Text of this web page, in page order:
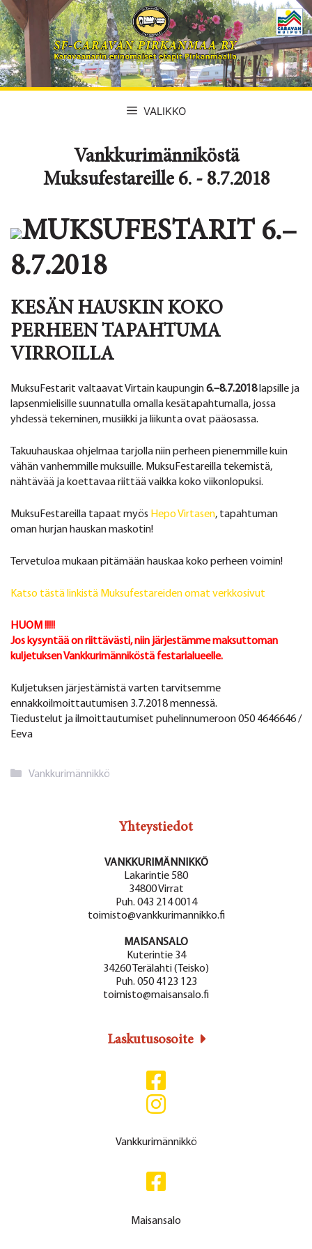
Siirry
sisältöön
VALIKKO
Vankkurimänniköstä
Muksufestareille 6. - 8.7.2018
MUKSUFESTARIT 6.–
8.7.2018
KESÄN HAUSKIN KOKO
PERHEEN TAPAHTUMA
VIRROILLA
MuksuFestarit valtaavat Virtain kaupungin6.–8.7.2018lapsille ja
lapsenmielisille suunnatulla omalla kesätapahtumalla, jossa
yhdessä tekeminen, musiikki ja liikunta ovat pääosassa.
Takuuhauskaa ohjelmaa tarjolla niin perheen pienemmille kuin
vähän vanhemmille muksuille. MuksuFestareilla tekemistä,
nähtävää ja koettavaa riittää vaikka koko viikonlopuksi.
MuksuFestareilla tapaat myös Hepo Virtasen, tapahtuman
oman hurjan hauskan maskotin!
Tervetuloa mukaan pitämään hauskaa koko perheen voimin!
Katso tästä linkistä Muksufestareiden omat verkkosivut
HUOM !!!!!
Jos kysyntää on riittävästi, niin järjestämme maksuttoman
kuljetuksen Vankkurimänniköstä festarialueelle.
Kuljetuksen järjestämistä varten tarvitsemme
ennakkoilmoittautumisen 3.7.2018 mennessä.
Tiedustelut ja ilmoittautumiset puhelinnumeroon 050 4646646 /
Eeva
Kategoriat
Vankkurimännikkö
Yhteystiedot
VANKKURIMÄNNIKKÖ
Lakarintie 580
34800 Virrat
Puh. 043 214 0014
toimisto@vankkurimannikko.fi
MAISANSALO
Kuterintie 34
34260 Terälahti (Teisko)
Puh. 050 4123 123
toimisto@maisansalo.fi
Laskutusosoite
Vankkurimännikkö
Maisansalo